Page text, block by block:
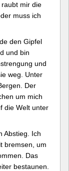
mir die
muss ich
den Gipfel
und bin
und
weg. Unter
Der
um mich
die Welt unter
Abstieg. Ich
bremsen, um
Das
bestaunen.